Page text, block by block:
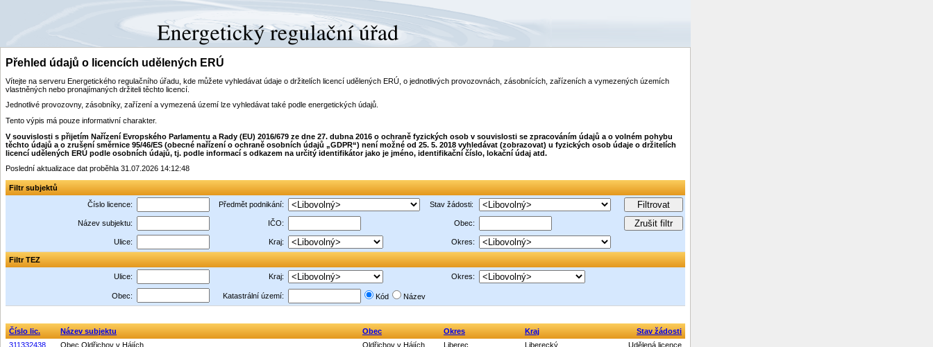
Přehled údajů o licencích udělených ERÚ
Vítejte na serveru Energetického regulačního úřadu, kde můžete vyhledávat údaje o držitelích licencí udělených ERÚ, o jednotlivých provozovnách, zásobnících, zařízeních a vymezených územích
vlastněných nebo pronajímaných držiteli těchto licencí.
Jednotlivé provozovny, zásobníky, zařízení a vymezená území lze vyhledávat také podle energetických údajů.
Tento výpis má pouze informativní charakter.
V souvislosti s přijetím Nařízení Evropského Parlamentu a Rady (EU) 2016/679 ze dne 27. dubna 2016 o ochraně fyzických osob v souvislosti se zpracováním údajů a o volném pohybu
těchto údajů a o zrušení směrnice 95/46/ES (obecné nařízení o ochraně osobních údajů „GDPR“) není možné od 25. 5. 2018 vyhledávat (zobrazovat) u fyzických osob údaje o držitelích
licencí udělených ERÚ podle osobních údajů, tj. podle informací s odkazem na určitý identifikátor jako je jméno, identifikační číslo, lokační údaj atd.
Poslední aktualizace dat proběhla 31.07.2026 14:12:48
Filtr subjektů
Číslo licence:
Předmět podnikání: Stav žádosti:
Název subjektu: IČO: Obec:
Ulice: Kraj: Okres:
Filtr TEZ
Ulice:
Kraj: Okres:
Obec: Katastrální území: Kód Název
Číslo lic. Název subjektu Obec Okres Kraj
Stav žádosti
311332438
Obec Oldřichov v Hájích Oldřichov v Hájích Liberec Liberecký
Udělená licence